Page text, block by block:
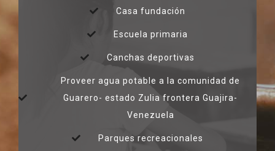
Casa fundación
Escuela primaria
Canchas deportivas
Proveer agua potable a la comunidad de
Guarero- estado Zulia frontera Guajira-
Venezuela
Parques recreacionales